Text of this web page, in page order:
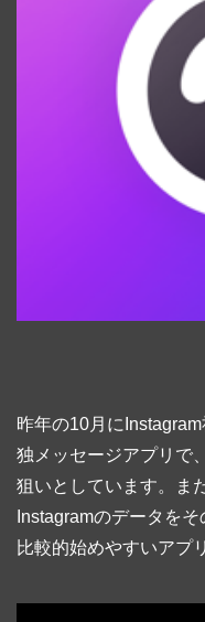
昨年の10月に
独メッセージアプリで
狙いとしています。ま
Instagramのデータを
比較的始めやすいアプ